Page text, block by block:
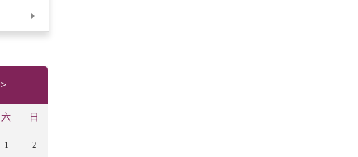
>
六 日
1 2